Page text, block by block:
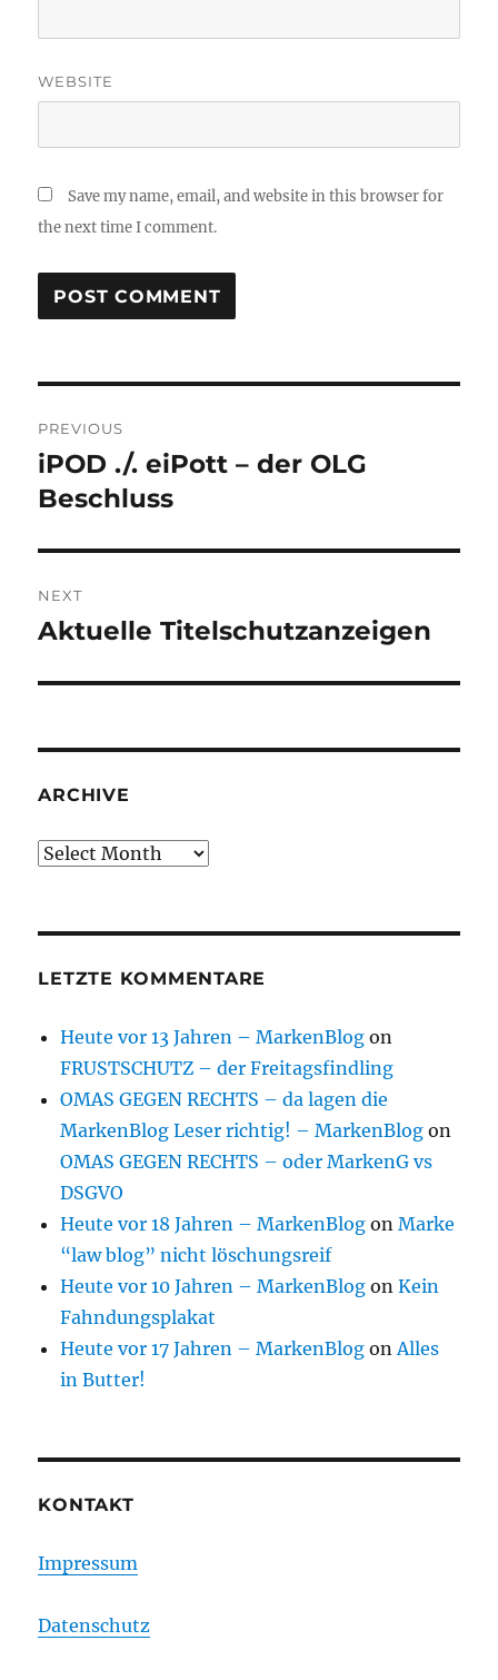
WEBSITE
Save my name, email, and website in this browser for
the next time I comment.
navigation
PREVIOUS
Previous
post:
iPOD ./. eiPott – der OLG
Beschluss
NEXT
Next
Aktuelle Titelschutzanzeigen
ARCHIVE
Archive
LETZTE KOMMENTARE
Heute vor 13 Jahren – MarkenBlog on
FRUSTSCHUTZ – der Freitagsfindling
OMAS GEGEN RECHTS – da lagen die
MarkenBlog Leser richtig! – MarkenBlog on
OMAS GEGEN RECHTS – oder MarkenG vs
DSGVO
Heute vor 18 Jahren – MarkenBlog onMarke
“law blog” nicht löschungsreif
Heute vor 10 Jahren – MarkenBlog onKein
Fahndungsplakat
Heute vor 17 Jahren – MarkenBlog onAlles
in Butter!
KONTAKT
Impressum
Datenschutz